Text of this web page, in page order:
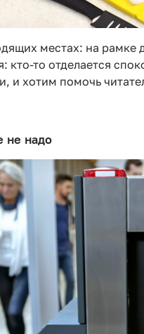
местах: на рамке
кто-то отделается
и хотим помочь
не надо